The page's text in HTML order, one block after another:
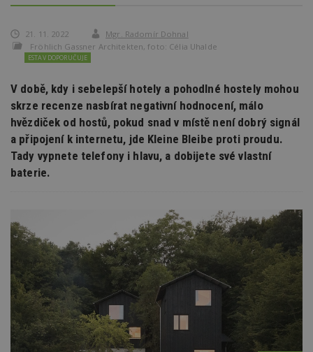
21. 11. 2022
Mgr. Radomír Dohnal
Fröhlich Gassner Architekten, foto: Célia Uhalde
ESTAV DOPORUČUJE
V době, kdy i sebelepší hotely a pohodlné hostely mohou
skrze recenze nasbírat negativní hodnocení, málo
hvězdiček od hostů, pokud snad v místě není dobrý signál
a připojení k internetu, jde Kleine Bleibe proti proudu.
Tady vypnete telefony i hlavu, a dobijete své vlastní
baterie.